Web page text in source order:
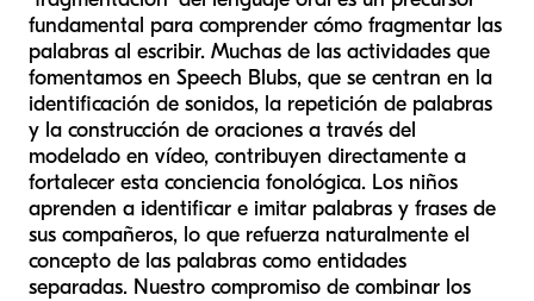
fundamental para comprender cómo fragmentar las
palabras al escribir. Muchas de las actividades que
fomentamos en Speech Blubs, que se centran en la
identificación de sonidos, la repetición de palabras
y la construcción de oraciones a través del
modelado en vídeo, contribuyen directamente a
fortalecer esta conciencia fonológica. Los niños
aprenden a identificar e imitar palabras y frases de
sus compañeros, lo que refuerza naturalmente el
concepto de las palabras como entidades
separadas. Nuestro compromiso de combinar los